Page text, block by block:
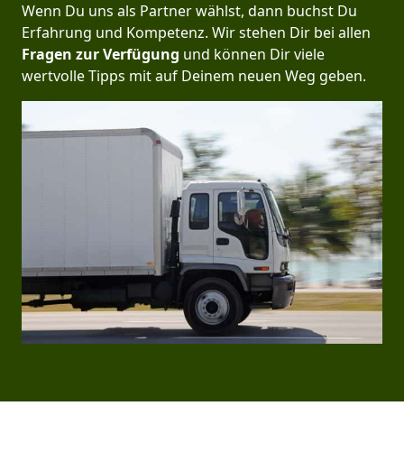
Wenn Du uns als Partner wählst, dann buchst Du
Erfahrung und Kompetenz. Wir stehen Dir bei allen
Fragen zur Verfügung und können Dir viele
wertvolle Tipps mit auf Deinem neuen Weg geben.